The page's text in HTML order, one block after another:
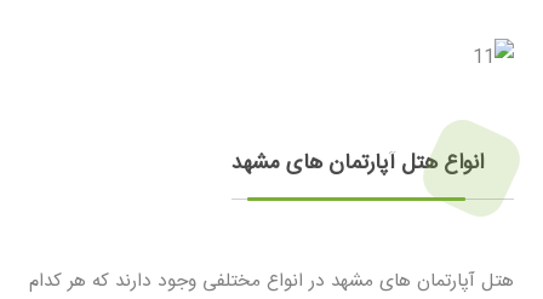
انواع هتل آپارتمان های مشهد
هتل آپارتمان های مشهد در انواع مختلفی وجود دارند که هر کدام